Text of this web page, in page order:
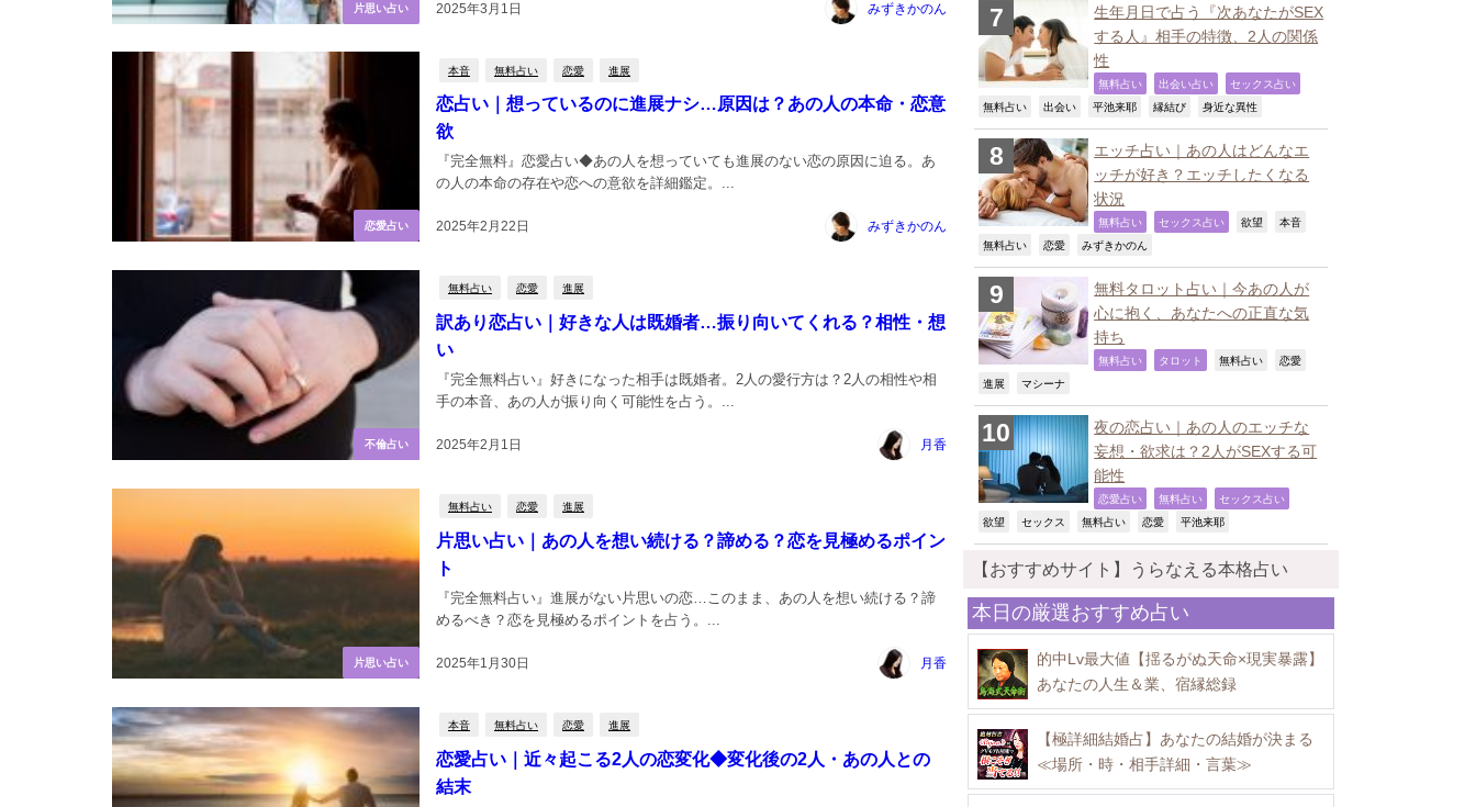
片思い占い 2025年3月1日 みずきかのん
恋愛占い
本音 無料占い 恋愛 進展
恋占い｜想っているのに進展ナシ…原因は？あの人の本命・恋意
欲
2025年2月22日
『完全無料』恋愛占い◆あの人を想っていても進展のない恋の原因に迫る。あ
の人の本命の存在や恋への意欲を詳細鑑定。...
みずきかのん
不倫占い
無料占い 恋愛 進展
訳あり恋占い｜好きな人は既婚者…振り向いてくれる？相性・想
い
2025年2月1日
『完全無料占い』好きになった相手は既婚者。2人の愛行方は？2人の相性や相
手の本音、あの人が振り向く可能性を占う。...
月香
片思い占い
無料占い 恋愛 進展
片思い占い｜あの人を想い続ける？諦める？恋を見極めるポイン
ト
2025年1月30日
『完全無料占い』進展がない片思いの恋…このまま、あの人を想い続ける？諦
めるべき？恋を見極めるポイントを占う。...
月香
本音 無料占い 恋愛 進展
恋愛占い｜近々起こる2人の恋変化◆変化後の2人・あの人との
結末
生年月日で占う『次あなたがSEX
する人』相手の特徴、2人の関係
性
無料占い 出会い占い セックス占い
無料占い 出会い 平池来耶 縁結び 身近な異性
エッチ占い｜あの人はどんなエ
ッチが好き？エッチしたくなる
状況
無料占い セックス占い 欲望 本音
無料占い 恋愛 みずきかのん
無料タロット占い｜今あの人が
心に抱く、あなたへの正直な気
持ち
無料占い タロット 無料占い 恋愛
進展 マシーナ
夜の恋占い｜あの人のエッチな
妄想・欲求は？2人がSEXする可
能性
恋愛占い 無料占い セックス占い
欲望 セックス 無料占い 恋愛 平池来耶
【おすすめサイト】うらなえる本格占い
本日の厳選おすすめ占い
的中Lv最大値【揺るがぬ天命×現実暴露】
あなたの人生＆業、宿縁総録
【極詳細結婚占】あなたの結婚が決まる
≪場所・時・相手詳細・言葉≫